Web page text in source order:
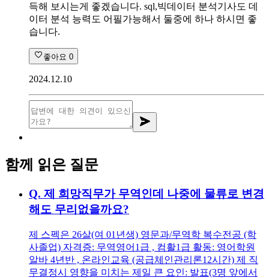
득해 보시는게 좋겠습니다. sql,빅데이터 분석기사도 데
이터 분석 능력도 어필가능해서 둘중에 하나 하시면 좋
습니다.
좋아요 0
2024.12.10
함께 읽은 질문
Q. 제 희망직무가 무역인데 나중에 물류로 변경
해도 무리없을까요?
제 스펙은 26살(여 01년생) 영문과/무역학 복수전공 (학
사졸업) 자격증: 무역영어1급 , 컴활1급 활동: 영어학원
알바 4년반 , 온라인교육 (공급체인관리론12시간) 제 직
무결정시 영향을 미치는 제일 큰 요인: 발표(3명 앞에서